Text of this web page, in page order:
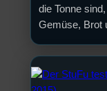
die Tonne
Gemüse, Brot